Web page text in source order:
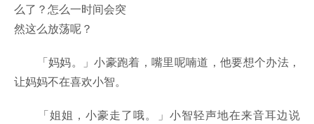
么了？怎么一时间会突
然这么放荡呢？
「妈妈。」小豪跑着，嘴里呢喃道，他要想个办法，
让妈妈不在喜欢小智。
「姐姐，小豪走了哦。」小智轻声地在来音耳边说